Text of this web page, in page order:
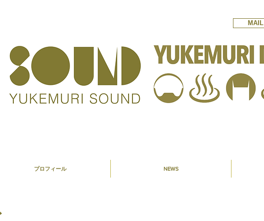
MAIL
プロフィール NEWS